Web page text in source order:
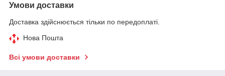
Умови доставки
Доставка здійснюється тільки по передоплаті.
Нова Пошта
Всі умови доставки